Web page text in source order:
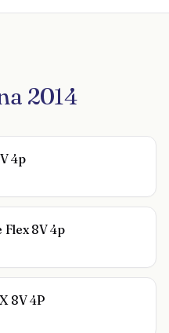
2014
4p
Flex 8V 4p
8V 4P